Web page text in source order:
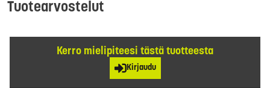
Tuotearvostelut
Kerro mielipiteesi tästä tuotteesta
Kirjaudu